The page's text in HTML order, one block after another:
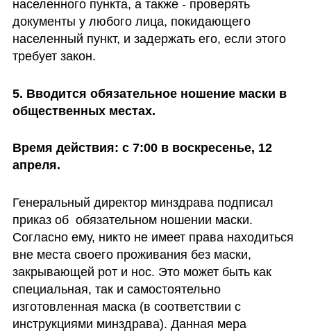
населенного пункта, а также - проверять
документы у любого лица, покидающего
населенный пункт, и задержать его, если этого
требует закон.
5. Вводится обязательное ношение маски в
общественных местах.
Время действия: с 7:00 в воскресенье, 12
апреля.
Генеральный директор минздрава подписал
приказ об  обязательном ношении маски.
Согласно ему, никто не имеет права находиться
вне места своего проживания без маски,
закрывающей рот и нос. Это может быть как
специальная, так и самостоятельно
изготовленная маска (в соответствии с
инструкциями минздрава). Данная мера